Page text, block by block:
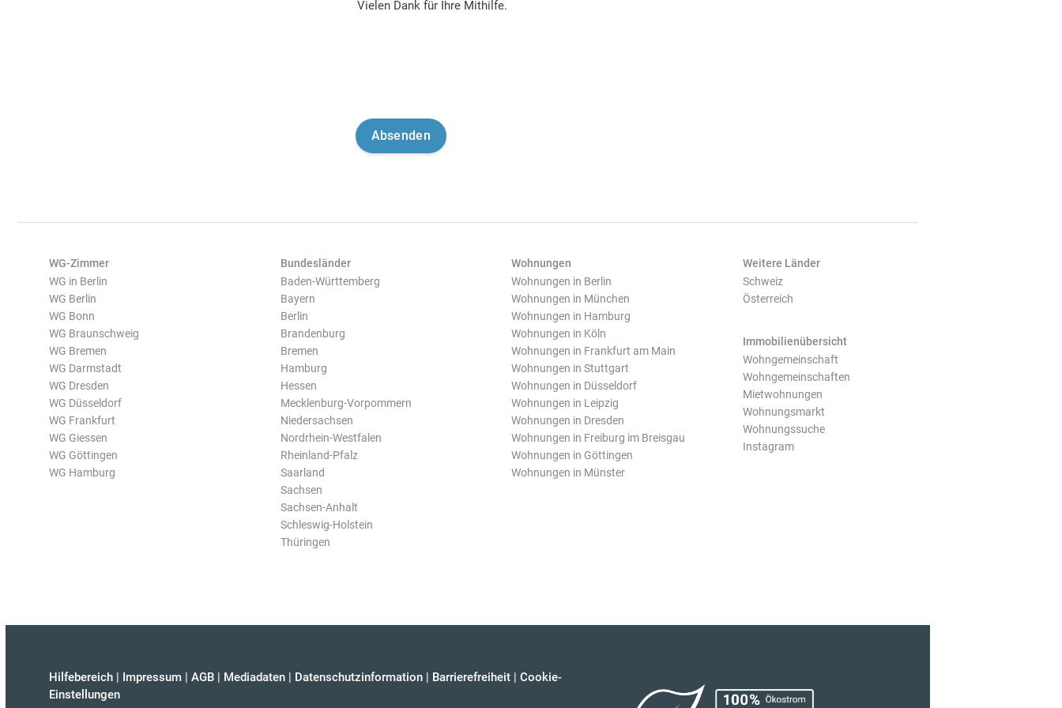
Vielen Dank für Ihre Mithilfe.
WG-Zimmer
WG in Berlin
WG Berlin
WG Bonn
WG Braunschweig
WG Bremen
WG Darmstadt
WG Dresden
WG Düsseldorf
WG Frankfurt
WG Giessen
WG Göttingen
WG Hamburg
Bundesländer
Baden-Württemberg
Bayern
Berlin
Brandenburg
Bremen
Hamburg
Hessen
Mecklenburg-Vorpommern
Niedersachsen
Nordrhein-Westfalen
Rheinland-Pfalz
Saarland
Sachsen
Sachsen-Anhalt
Schleswig-Holstein
Thüringen
Wohnungen
Wohnungen in Berlin
Wohnungen in München
Wohnungen in Hamburg
Wohnungen in Köln
Wohnungen in Frankfurt am Main
Wohnungen in Stuttgart
Wohnungen in Düsseldorf
Wohnungen in Leipzig
Wohnungen in Dresden
Wohnungen in Freiburg im Breisgau
Wohnungen in Göttingen
Wohnungen in Münster
Weitere Länder
Schweiz
Österreich
Immobilienübersicht
Wohngemeinschaft
Wohngemeinschaften
Mietwohnungen
Wohnungsmarkt
Wohnungssuche
Instagram
Hilfebereich | Impressum | AGB | Mediadaten | Datenschutzinformation | Barrierefreiheit | Cookie-
Einstellungen